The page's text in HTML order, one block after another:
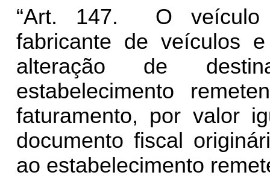
“Art. 147. O veículo
fabricante de veículos
alteração de
estabelecimento
faturamento, por valor
documento fiscal
ao estabelecimento